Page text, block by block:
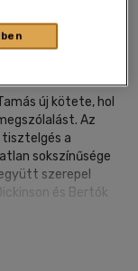
nyelvű
új kötete, hol
Az
tisztelgés a
sokszínűsége
szerepel
és Bertók
függelék is
mint